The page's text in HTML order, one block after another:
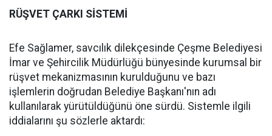
RÜŞVET ÇARKI SİSTEMİ
Efe Sağlamer, savcılık dilekçesinde Çeşme Belediyesi
İmar ve Şehircilik Müdürlüğü bünyesinde kurumsal bir
rüşvet mekanizmasının kurulduğunu ve bazı
işlemlerin doğrudan Belediye Başkanı'nın adı
kullanılarak yürütüldüğünü öne sürdü. Sistemle ilgili
iddialarını şu sözlerle aktardı: